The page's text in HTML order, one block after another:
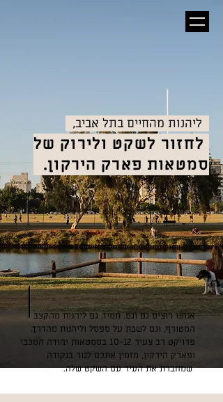
לחזור לשקט ולירוק של
סמטאות פארק הירקון.
אנחנו רוצים גם וגם. תמיד. גם ליהנות מהקצב
המטורף, וגם לשבת על ספסל וליהנות מהדרך.
פרויקט רב צעיר 10-12 בסמטאות יהודה המכבי
ופארק הירקון, מזמין אתכם לגור בנקודה
שמחברת את העיר עם השקט שלה.